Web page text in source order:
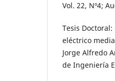
Vol. 22, Nº4;
Tesis
eléctrico
Jorge Alfredo
de Ingeniería